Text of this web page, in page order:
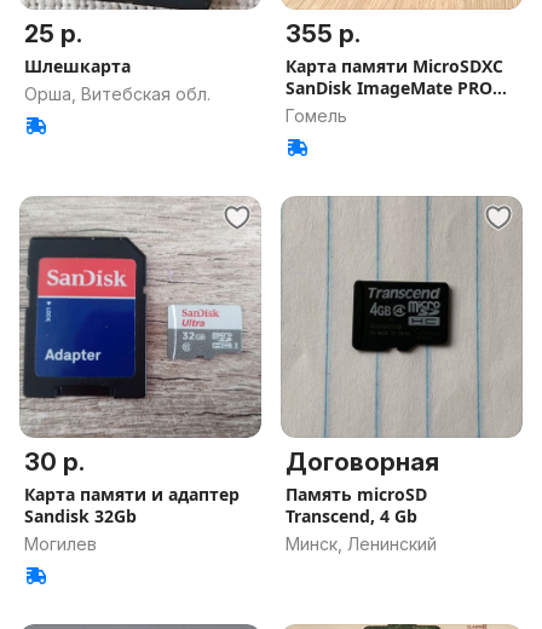
25 р.
Шлешкарта
Орша, Витебская обл.
355 р.
Карта памяти MicroSDXC
SanDisk ImageMate PRO
512GB
Гомель
30 р.
Карта памяти и адаптер
Sandisk 32Gb
Могилев
Договорная
Память microSD
Transcend, 4 Gb
Минск, Ленинский